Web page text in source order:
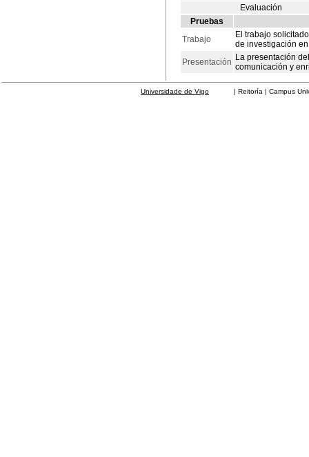
Evaluación
Pruebas
Trabajo
El trabajo
de investigación
Presentación La presentación
comunicación y
Universidade de Vigo | Reitoría | Campus